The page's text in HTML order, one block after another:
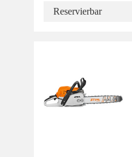
Reservierbar